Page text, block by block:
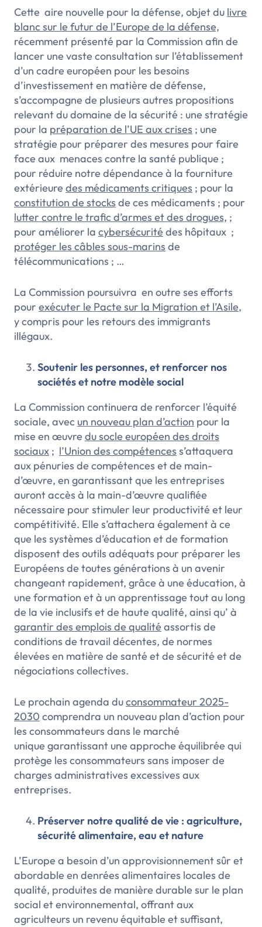
Cette aire nouvelle pour la défense, objet du livre
blanc sur le futur de l’Europe de la défense,
récemment présenté par la Commission afin de
lancer une vaste consultation sur l’établissement
d’un cadre européen pour les besoins
d’investissement en matière de défense,
s’accompagne de plusieurs autres propositions
relevant du domaine de la sécurité : une stratégie
pour la préparation de l’UE aux crises ; une
stratégie pour préparer des mesures pour faire
face aux menaces contre la santé publique ;
pour réduire notre dépendance à la fourniture
extérieure des médicaments critiques ; pour la
constitution de stocks de ces médicaments ; pour
lutter contre le trafic d’armes et des drogues, ;
pour améliorer la cybersécurité des hôpitaux ;
protéger les câbles sous-marins de
télécommunications ; …
La Commission poursuivra en outre ses efforts
pour exécuter le Pacte sur la Migration et l’Asile,
y compris pour les retours des immigrants
illégaux.
Soutenir les personnes, et renforcer nos
sociétés et notre modèle social
La Commission continuera de renforcer l’équité
sociale, avec un nouveau plan d’action pour la
mise en œuvre du socle européen des droits
sociaux ; l’Union des compétences s’attaquera
aux pénuries de compétences et de main-
d’œuvre, en garantissant que les entreprises
auront accès à la main-d’œuvre qualifiée
nécessaire pour stimuler leur productivité et leur
compétitivité. Elle s’attachera également à ce
que les systèmes d’éducation et de formation
disposent des outils adéquats pour préparer les
Européens de toutes générations à un avenir
changeant rapidement, grâce à une éducation, à
une formation et à un apprentissage tout au long
de la vie inclusifs et de haute qualité, ainsi qu’ à
garantir des emplois de qualité assortis de
conditions de travail décentes, de normes
élevées en matière de santé et de sécurité et de
négociations collectives.
Le prochain agenda duconsommateur 2025-
2030 comprendra un nouveau plan d’action pour
les consommateurs dans le marché
unique garantissant une approche équilibrée qui
protège les consommateurs sans imposer de
charges administratives excessives aux
entreprises.
Préserver notre qualité de vie : agriculture,
sécurité alimentaire, eau et nature
L’Europe a besoin d’un approvisionnement sûr et
abordable en denrées alimentaires locales de
qualité, produites de manière durable sur le plan
social et environnemental, offrant aux
agriculteurs un revenu équitable et suffisant,